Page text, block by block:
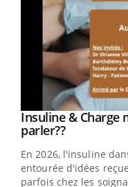
Youtube
Insuline & Charge
parler??Youtube
En 2026, l'insuline
entourée d'idées
parfois chez les